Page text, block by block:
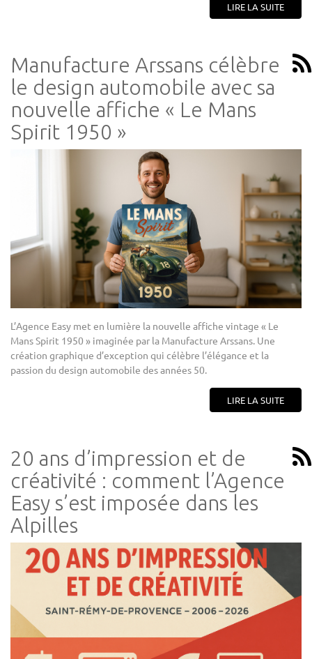
LIRE LA SUITE
Manufacture Arssans célèbre
le design automobile avec sa
nouvelle affiche « Le Mans
Spirit 1950 »
L’Agence Easy met en lumière la nouvelle affiche vintage « Le
Mans Spirit 1950 » imaginée par la Manufacture Arssans. Une
création graphique d’exception qui célèbre l’élégance et la
passion du design automobile des années 50.
LIRE LA SUITE
20 ans d’impression et de
créativité : comment l’Agence
Easy s’est imposée dans les
Alpilles